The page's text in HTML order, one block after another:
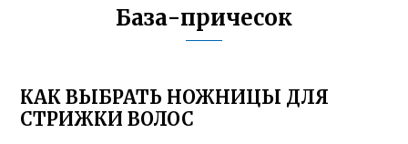
База-причесок
КАК ВЫБРАТЬ НОЖНИЦЫ ДЛЯ
СТРИЖКИ ВОЛОС